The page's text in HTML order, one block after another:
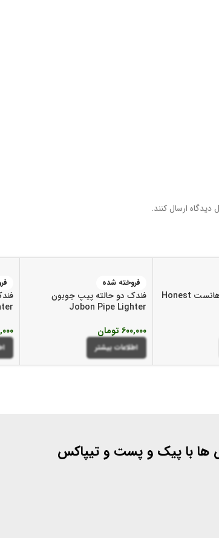
ارسال کنند.
فندک گازی پیپ هانست Honest
فروخته شده
فندک دو حالته پیپ جوبون
Jobon Pipe Lighter
600,000 تومان
اطلاعات بیشتر
ها با پیک و پست و تیپاکس